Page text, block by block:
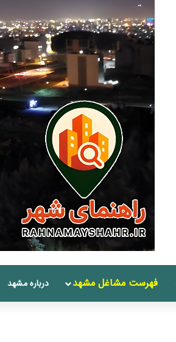
فهرست مشاغل مشهد درباره مشهد